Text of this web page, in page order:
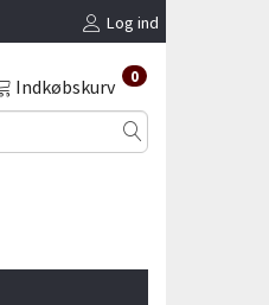
Log ind
Indkøbskurv 0